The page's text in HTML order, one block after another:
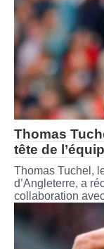
Thomas
tête de
Thomas Tuchel,
d’Angleterre, a
collaboration